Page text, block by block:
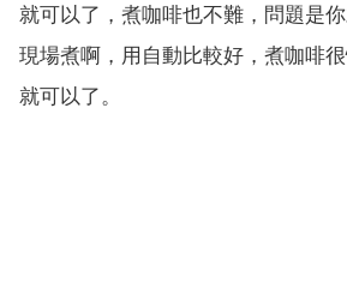
就可以了，煮咖啡也不難，問題是
現場煮啊，用自動比較好，煮咖啡
就可以了。